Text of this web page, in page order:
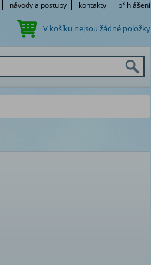
návody a postupy kontakty přihlášení
V košíku nejsou žádné položky